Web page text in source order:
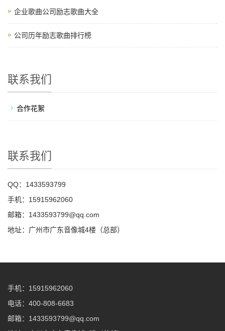
企业歌曲公司励志歌曲大全
公司历年励志歌曲排行榜
联系我们
合作花絮
联系我们
QQ：1433593799
手机：15915962060
邮箱：1433593799@qq.com
地址：广州市广东音像城4楼（总部）
手机：15915962060
电话：400-808-6683
邮箱：1433593799@qq.com